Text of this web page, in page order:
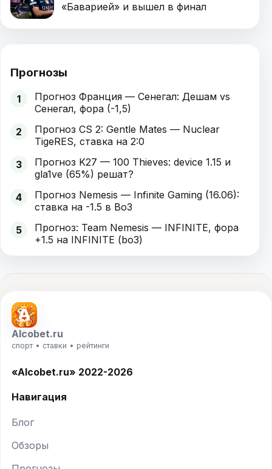
«Баварией» и вышел в финал
Прогнозы
1
Прогноз Франция — Сенегал: Дешам vs
Сенегал, фора (-1,5)
2
Прогноз CS 2: Gentle Mates — Nuclear
TigeRES, ставка на 2:0
3
Прогноз K27 — 100 Thieves: device 1.15 и
gla1ve (65%) решат?
4
Прогноз Nemesis — Infinite Gaming (16.06):
ставка на -1.5 в Bo3
5
Прогноз: Team Nemesis — INFINITE, фора
+1.5 на INFINITE (bo3)
Alcobet.ru
спорт • ставки • рейтинги
«Alcobet.ru» 2022-2026
Навигация
Блог
Обзоры